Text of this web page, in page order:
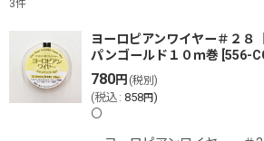
並び順
3件
ヨーロピアンワイヤー＃２８
パンゴールド１０ｍ巻 556-
780円 (税別)
(税込 : 858円)
〇